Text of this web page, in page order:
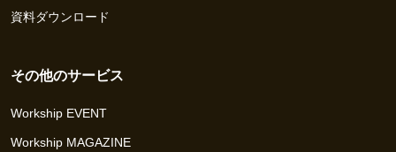
資料ダウンロード
その他のサービス
Workship EVENT
Workship MAGAZINE